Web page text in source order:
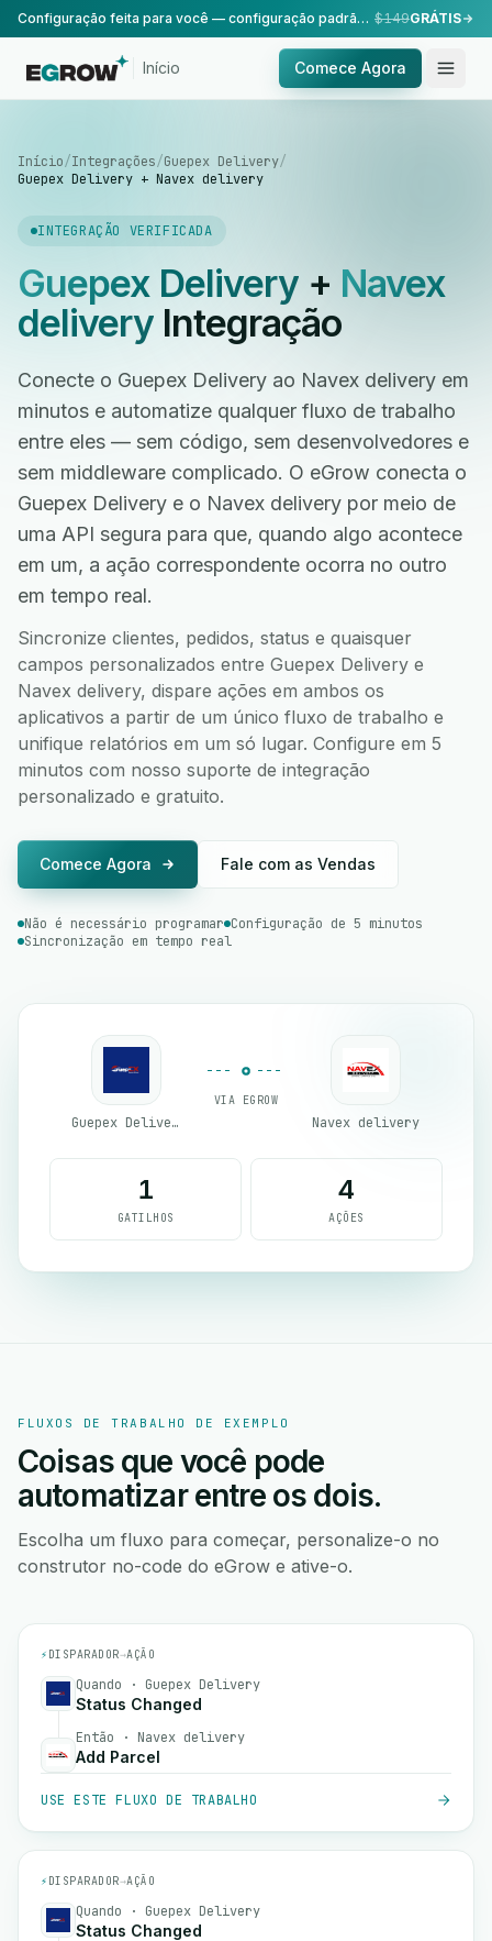
Configuração feita para você — configuração padrão, realizada pela nossa equipe. $149GRÁTIS
Início Comece Agora
Início/Integrações/Guepex Delivery/
Guepex Delivery + Navex delivery
INTEGRAÇÃO VERIFICADA
Guepex Delivery+ Navex
deliveryIntegração
Conecte o Guepex Delivery ao Navex delivery em
minutos e automatize qualquer fluxo de trabalho
entre eles — sem código, sem desenvolvedores e
sem middleware complicado. O eGrow conecta o
Guepex Delivery e o Navex delivery por meio de
uma API segura para que, quando algo acontece
em um, a ação correspondente ocorra no outro
em tempo real.
Sincronize clientes, pedidos, status e quaisquer
campos personalizados entre Guepex Delivery e
Navex delivery, dispare ações em ambos os
aplicativos a partir de um único fluxo de trabalho e
unifique relatórios em um só lugar. Configure em 5
minutos com nosso suporte de integração
personalizado e gratuito.
Comece Agora Fale com as Vendas
Não é necessário programar Configuração de 5 minutos
Sincronização em tempo real
Guepex Delivery
VIA EGROW
Navex delivery
1
GATILHOS
4
AÇÕES
FLUXOS DE TRABALHO DE EXEMPLO
Coisas que você pode
automatizar entre os dois.
Escolha um fluxo para começar, personalize-o no
construtor no-code do eGrow e ative-o.
⚡ DISPARADOR→AÇÃO
Quando · Guepex Delivery
Status Changed
Então · Navex delivery
Add Parcel
USE ESTE FLUXO DE TRABALHO
⚡ DISPARADOR→AÇÃO
Quando · Guepex Delivery
Status Changed